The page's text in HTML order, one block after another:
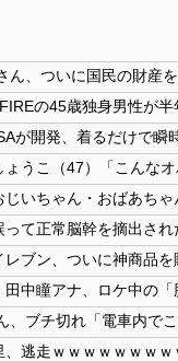
ん、ついに国民の財産
レブン、ついに神商品を
、逃走ｗｗｗｗｗｗｗｗ